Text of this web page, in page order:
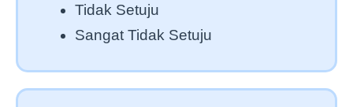
Tidak Setuju
Sangat Tidak Setuju